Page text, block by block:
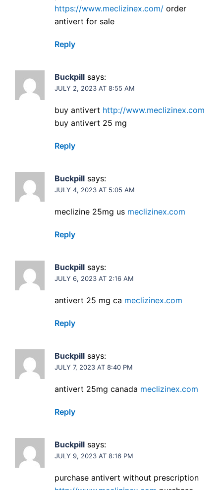
https://www.meclizinex.com/ order
antivert for sale
Reply
Buckpill says:
JULY 2, 2023 AT 8:55 AM
buy antivert http://www.meclizinex.com
buy antivert 25 mg
Reply
Buckpill says:
JULY 4, 2023 AT 5:05 AM
meclizine 25mg us meclizinex.com
Reply
Buckpill says:
JULY 6, 2023 AT 2:16 AM
antivert 25 mg ca meclizinex.com
Reply
Buckpill says:
JULY 7, 2023 AT 8:40 PM
antivert 25mg canada meclizinex.com
Reply
Buckpill says:
JULY 9, 2023 AT 8:16 PM
purchase antivert without prescription